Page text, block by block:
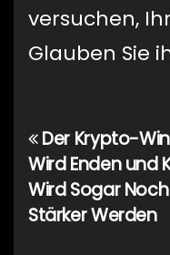
versuchen,
Glauben Sie
Der Krypto-
Wird Enden und
Wird Sogar Noch
Stärker Werden